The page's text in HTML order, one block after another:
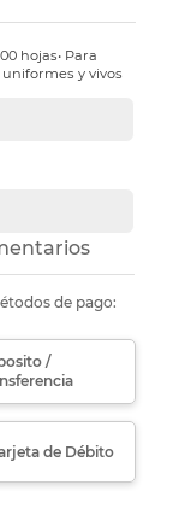
hojas• Para
y vivos
de pago:
/
de Débito